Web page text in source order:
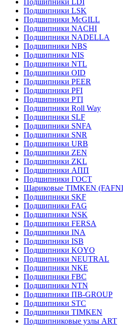
Подшипники LDI
Подшипники LSK
Подшипники McGILL
Подшипники NACHI
Подшипники NADELLA
Подшипники NBS
Подшипники NIS
Подшипники NTL
Подшипники OID
Подшипники PEER
Подшипники PFI
Подшипники PTI
Подшипники Roll Way
Подшипники SLF
Подшипники SNFA
Подшипники SNR
Подшипники URB
Подшипники ZEN
Подшипники ZKL
Подшипники АПП
Подшипники ГОСТ
Шариковые ТІMKEN
Подшипники SKF
Подшипники FAG
Подшипники NSK
Подшипники FERSA
Подшипники INA
Подшипники ISB
Подшипники KOYO
Подшипники NEUTRAL
Подшипники NKE
Подшипники FBC
Подшипники NTN
Подшипники ПВ-GROUP
Подшипники STC
Подшипники TIMKEN
Подшипниковые узлы ART